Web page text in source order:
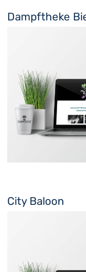
Dampftheke
City Baloon